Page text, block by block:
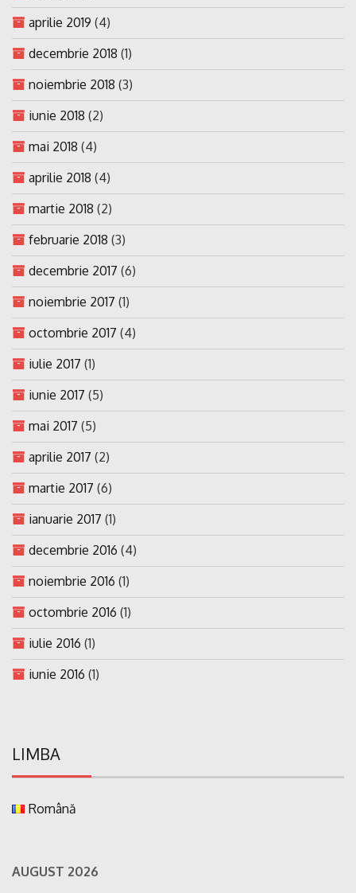
aprilie 2019 (4)
decembrie 2018 (1)
noiembrie 2018 (3)
iunie 2018 (2)
mai 2018 (4)
aprilie 2018 (4)
martie 2018 (2)
februarie 2018 (3)
decembrie 2017 (6)
noiembrie 2017 (1)
octombrie 2017 (4)
iulie 2017 (1)
iunie 2017 (5)
mai 2017 (5)
aprilie 2017 (2)
martie 2017 (6)
ianuarie 2017 (1)
decembrie 2016 (4)
noiembrie 2016 (1)
octombrie 2016 (1)
iulie 2016 (1)
iunie 2016 (1)
LIMBA
Română
AUGUST 2026